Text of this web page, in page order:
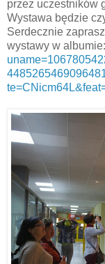
przez uczestników
Wystawa będzie
Serdecznie
wystawy w albumie: